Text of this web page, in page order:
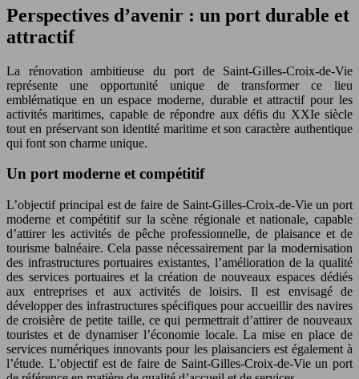
Perspectives d’avenir : un port durable et
attractif
La rénovation ambitieuse du port de Saint-Gilles-Croix-de-Vie
représente une opportunité unique de transformer ce lieu
emblématique en un espace moderne, durable et attractif pour les
activités maritimes, capable de répondre aux défis du XXIe siècle
tout en préservant son identité maritime et son caractère authentique
qui font son charme unique.
Un port moderne et compétitif
L’objectif principal est de faire de Saint-Gilles-Croix-de-Vie un port
moderne et compétitif sur la scène régionale et nationale, capable
d’attirer les activités de pêche professionnelle, de plaisance et de
tourisme balnéaire. Cela passe nécessairement par la modernisation
des infrastructures portuaires existantes, l’amélioration de la qualité
des services portuaires et la création de nouveaux espaces dédiés
aux entreprises et aux activités de loisirs. Il est envisagé de
développer des infrastructures spécifiques pour accueillir des navires
de croisière de petite taille, ce qui permettrait d’attirer de nouveaux
touristes et de dynamiser l’économie locale. La mise en place de
services numériques innovants pour les plaisanciers est également à
l’étude. L’objectif est de faire de Saint-Gilles-Croix-de-Vie un port